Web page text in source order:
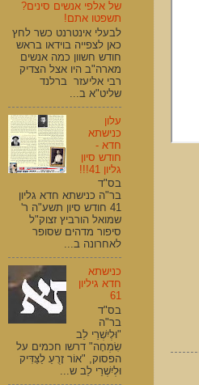
של אלפי אנשים סינים?
תשפטו אתם!
לבעלי אינטרנט כשר לחץ
כאן לצפייה בוידאו בראש
חודש חשוון כמה אנשים
מארה"ב היו אצל הצדיק
רבי אליעזר ברלנד
שליט"א ב...
עלון
כנישתא
חדא -
חודש סיון
גליון 41!!!
בס"ד
בר"ה כנישתא חדא גליון
41 חודש סיון תשע"ה ר'
שמואל הורביץ זצוק"ל
סיפור מדהים שסופר
לאחרונה ב...
כנישתא
חדא גיליון
61
בס"ד
בר"ה
"וּלְיִשְׁרֵי לֵב
שִׂמְחָה" דרשו חכמים על
הפסוק, "אוֹר זָרֻעַ לַצַּדִּיק
וּלְיִשְׁרֵי לֵב ש...